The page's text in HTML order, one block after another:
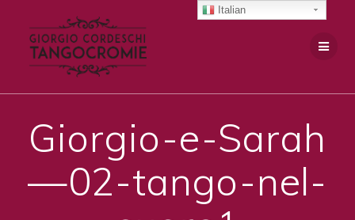
Giorgio-e-Sarah
—02-tango-nel-
Italian